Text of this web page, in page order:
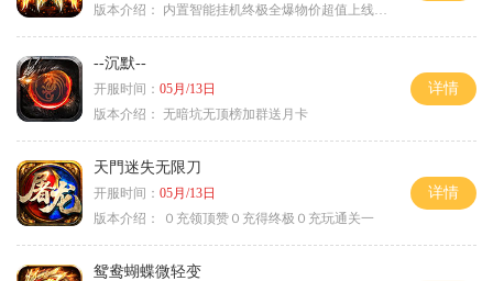
版本介绍：
内置智能挂机终极全爆物价超值上线送神器
--沉默--
开服时间： 05月/13日
版本介绍： 无暗坑无顶榜加群送月卡
详情
天門迷失无限刀
开服时间： 05月/13日
版本介绍：
０充领顶赞０充得终极０充玩通关一
详情
鸳鸯蝴蝶微轻变